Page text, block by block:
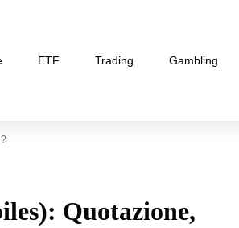
ETF Trading Gambling
Quotazione,